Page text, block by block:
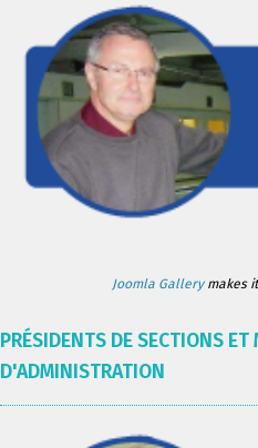
Joomla Gallerymakes
PRÉSIDENTS DE SECTIONS
D'ADMINISTRATION